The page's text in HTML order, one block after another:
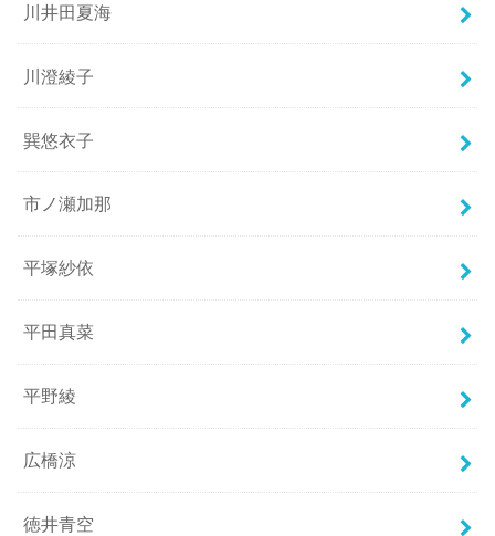
川井田夏海
川澄綾子
巽悠衣子
市ノ瀬加那
平塚紗依
平田真菜
平野綾
広橋涼
徳井青空